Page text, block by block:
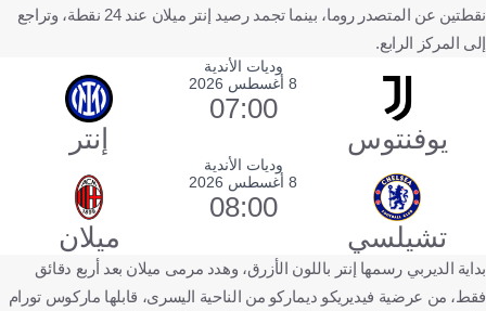
نقطتين عن المتصدر روما، بينما تجمد رصيد إنتر ميلان عند 24 نقطة، وتراجع
إلى المركز الرابع.
وديات الأندية
يوفنتوس
8 أغسطس 2026
07:00
إنتر
وديات الأندية
تشيلسي
8 أغسطس 2026
08:00
ميلان
بداية الديربي رسمها إنتر باللون الأزرق، وهدد مرمى ميلان بعد أربع دقائق
فقط، من عرضية فيديريكو ديماركو من الناحية اليسرى، قابلها ماركوس تورام